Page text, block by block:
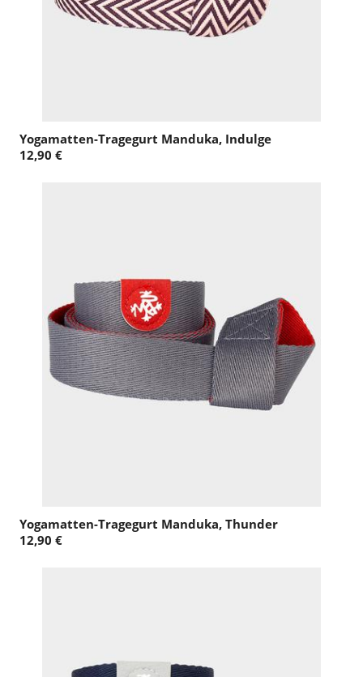
Yogamatten-Tragegurt Manduka, Indulge
12,90 €
Yogamatten-Tragegurt Manduka, Thunder
12,90 €